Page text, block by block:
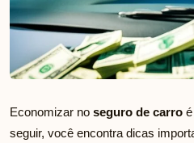
Economizar no seguro de carro
seguir, você encontra dicas